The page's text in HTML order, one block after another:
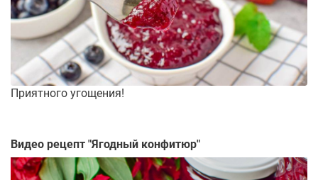
Приятного угощения!
Видео рецепт "Ягодный конфитюр"